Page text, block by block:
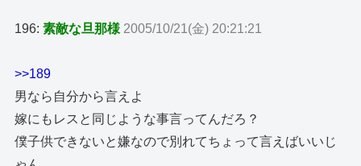
196:素敵な旦那様 2005/10/21(金) 20:21:21
>>189
男なら自分から言えよ
嫁にもレスと同じような事言ってんだろ？
僕子供できないと嫌なので別れてちょって言えばいいじ